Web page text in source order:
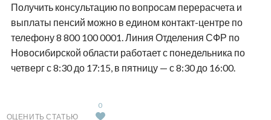
Получить консультацию по вопросам перерасчета и
выплаты пенсий можно в едином контакт-центре по
телефону 8 800 100 0001. Линия Отделения СФР по
Новосибирской области работает с понедельника по
четверг с 8:30 до 17:15, в пятницу — с 8:30 до 16:00.
ОЦЕНИТЬ СТАТЬЮ
0